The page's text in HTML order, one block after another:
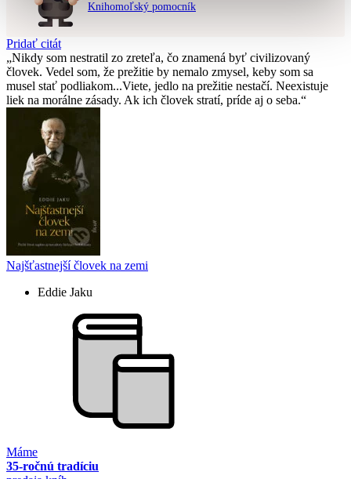
Knihomoľský pomocník
Pridať citát
Nikdy som nestratil zo zreteľa, čo znamená byť civilizovaný
človek. Vedel som, že prežitie by nemalo zmysel, keby som sa
musel stať podliakom...Viete, jedlo na prežitie nestačí. Neexistuje
liek na morálne zásady. Ak ich človek stratí, príde aj o seba.
Najšťastnejší človek na zemi
Eddie Jaku
Máme
35-ročnú tradíciu